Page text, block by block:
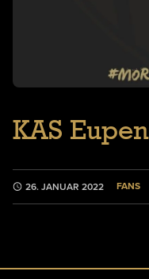
KAS
26. JANUAR 2022 FANS